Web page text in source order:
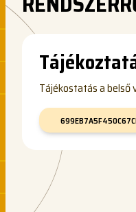
Tájékostatás a belső